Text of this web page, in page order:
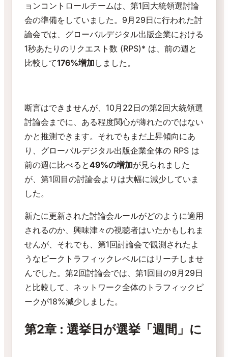
ョンコントロールチームは、第1回大統領選討論
会の準備をしていました。9月29日に行われた討
論会では、グローバルデジタル出版企業における
1秒あたりのリクエスト数 (RPS)* は、前の週と
比較して176%増加 しました。
断言はできませんが、10月22日の第2回大統領選
討論会までに、ある程度関心が薄れたのではない
かと推測できます。それでもまだ上昇傾向にあ
り、グローバルデジタル出版企業全体の RPS は
前の週に比べると49%の増加が見られました
が、第1回目の討論会よりは大幅に減少していま
した。
新たに更新された討論会ルールがどのように適用
されるのか、興味津々の視聴者はいたかもしれま
せんが、それでも、第1回討論会で観測されたよ
うなピークトラフィックレベルにはリーチしませ
んでした。第2回討論会では、第1回目の9月29日
と比較して、ネットワーク全体のトラフィックピ
ークが18%減少しました。
第2章 : 選挙日が選挙「週間」に